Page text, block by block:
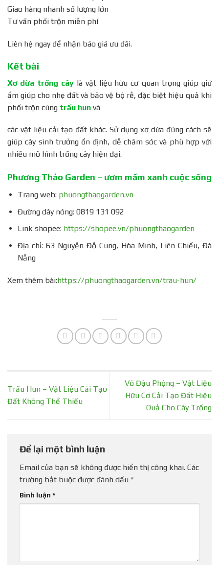
Giao hàng nhanh số lượng lớn
Tư vấn phối trộn miễn phí
Liên hệ ngay để nhận báo giá ưu đãi.
Kết bài
Xơ dừa trồng câylà vật liệu hữu cơ quan trọng giúp giữ
ẩm giúp cho nhẹ đất và bảo vệ bộ rễ, đặc biệt hiệu quả khi
phối trộn cùng trấu hun và
các vật liệu cải tạo đất khác. Sử dụng xơ dừa đúng cách sẽ
giúp cây sinh trưởng ổn định, dễ chăm sóc và phù hợp với
nhiều mô hình trồng cây hiện đại.
Phương Thảo Garden – ươm mầm xanh cuộc sống
Trang web: phuongthaogarden.vn
Đường dây nóng: 0819 131 092
Link shopee: https://shopee.vn/phuongthaogarden
Địa chỉ: 63 Nguyễn Đỗ Cung, Hòa Minh, Liên Chiểu, Đà
Nẵng
Xem thêm bài:https://phuongthaogarden.vn/trau-hun/
Trấu Hun – Vật Liệu Cải Tạo
Đất Không Thể Thiếu
Vỏ Đậu Phộng – Vật Liệu
Hữu Cơ Cải Tạo Đất Hiệu
Quả Cho Cây Trồng
Để lại một bình luận
Email của bạn sẽ không được hiển thị công khai. Các
trường bắt buộc được đánh dấu *
Bình luận *